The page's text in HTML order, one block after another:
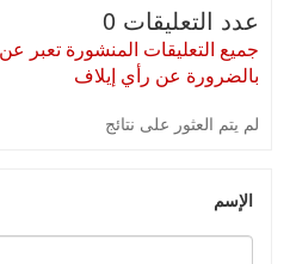
عدد التعليقات 0
جميع التعليقات المنشورة تعبر عن
بالضرورة عن رأي إيلاف
لم يتم العثور على نتائج
الإسم